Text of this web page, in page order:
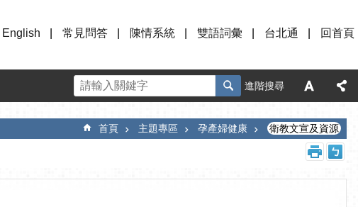
English 常見問答 陳情系統 雙語詞彙 台北通 回首頁
進階搜尋
首頁 主題專區 孕產婦健康 衛教文宣及資源